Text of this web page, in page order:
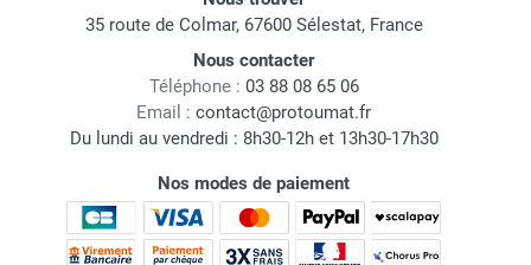
35 route de Colmar, 67600 Sélestat, France
Nous contacter
Téléphone : 03 88 08 65 06
Email : contact@protoumat.fr
Du lundi au vendredi : 8h30-12h et 13h30-17h30
Nos modes de paiement